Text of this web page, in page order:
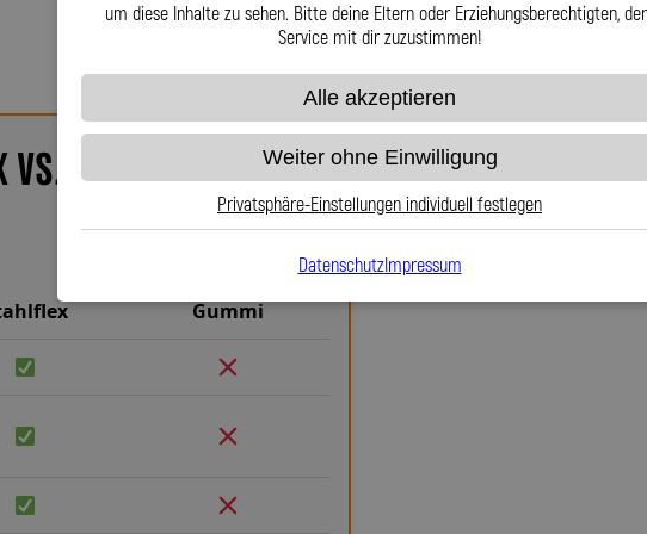
Gummi
Gummi
Wenn es um Sicherheit,
Stahlflex-Bremsleitungen
herkömmlichen
maximale Kontrolle. Das
um diese Inhalte zu sehen. Bitte deine Eltern oder Erziehungsberechtigten,
Service mit dir zuzustimmen!
Alle akzeptieren
Weiter ohne Einwilligung
Privatsphäre-Einstellungen individuell festlegen
DatenschutzImpressum